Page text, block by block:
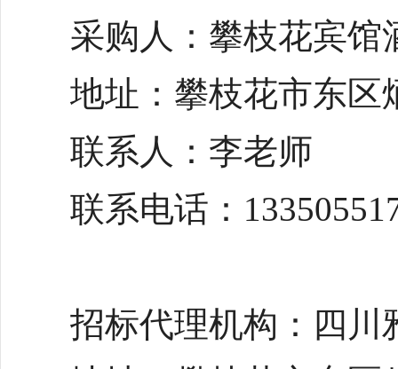
采购人：攀枝花宾馆
地址：攀枝花市东区
联系人：李老师
联系电话：
招标代理机构：四川